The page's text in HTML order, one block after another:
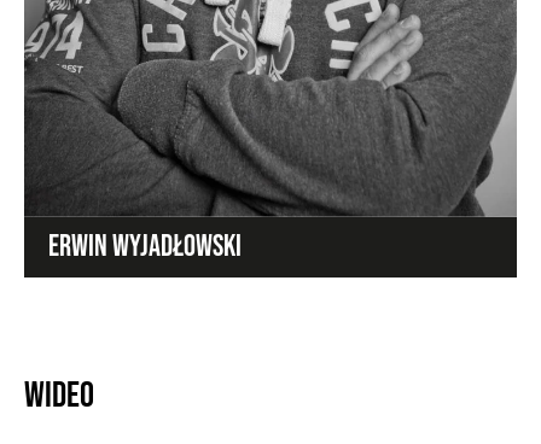
ERWIN WYJADŁOWSKI
Wideo